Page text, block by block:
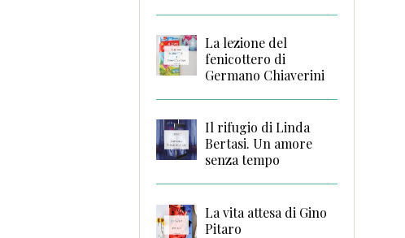
La lezione del
fenicottero di
Germano Chiaverini
Il rifugio di Linda
Bertasi. Un amore
senza tempo
La vita attesa di Gino
Pitaro